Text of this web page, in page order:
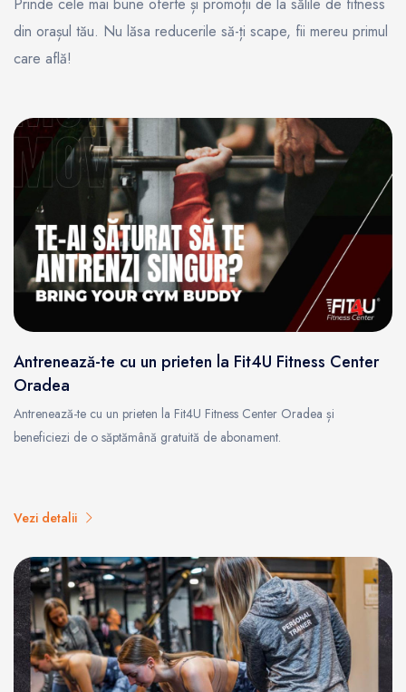
Prinde cele mai bune oferte și promoții de la sălile de fitness
din orașul tău. Nu lăsa reducerile să-ți scape, fii mereu primul
care află!
Antrenează-te cu un prieten la Fit4U Fitness Center
Oradea
Antrenează-te cu un prieten la Fit4U Fitness Center Oradea și
beneficiezi de o săptămână gratuită de abonament.
Vezi detalii